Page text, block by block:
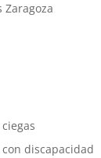
discapacidad